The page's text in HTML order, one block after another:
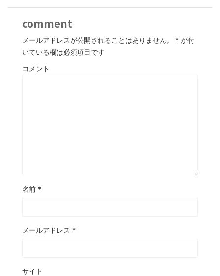
comment
メールアドレスが公開されることはありません。 * が付
いている欄は必須項目です
コメント
名前 *
メールアドレス *
サイト